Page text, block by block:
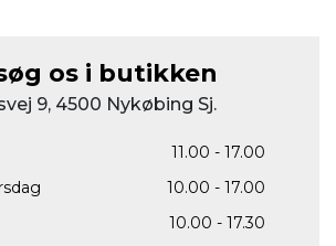
os i butikken
9, 4500 Nykøbing Sj.
11.00 - 17.00
10.00 - 17.00
10.00 - 17.30